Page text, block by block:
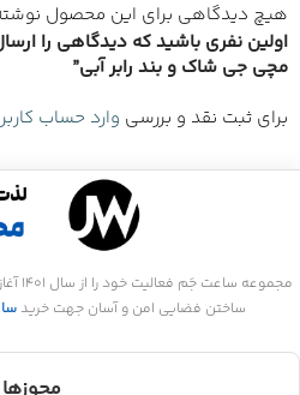
هیچ دیدگاهی برای این محصول
اولین نفری باشید که دیدگاهی را
مچی جی شاک و بند رابر آبی”
برای ثبت نقد و بررسی وارد حساب
ساختن فضایی امن و آسان جهت خرید